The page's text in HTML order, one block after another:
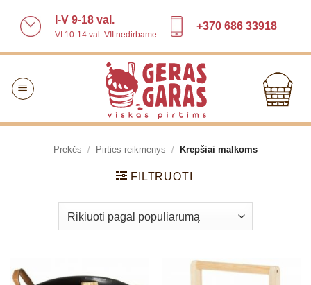
I-V 9-18 val.
VI 10-14 val. VII nedirbame
+370 686 33918
Prekės / Pirties reikmenys / Krepšiai malkoms
FILTRUOTI